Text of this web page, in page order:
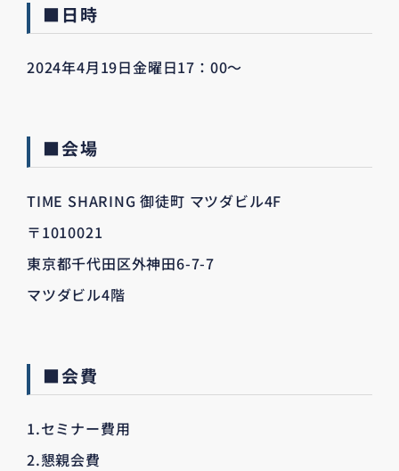
■日時
2024年4月19日金曜日17：00～
■会場
TIME SHARING 御徒町 マツダビル4F
〒1010021
東京都千代田区外神田6-7-7
マツダビル4階
■会費
1.セミナー費用
2.懇親会費